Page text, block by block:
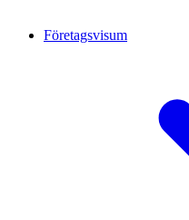
Företagsvisum